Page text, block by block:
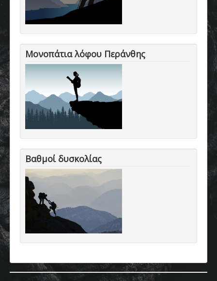
Μονοπάτια λόφου Περάνθης
Βαθμοί δυσκολίας